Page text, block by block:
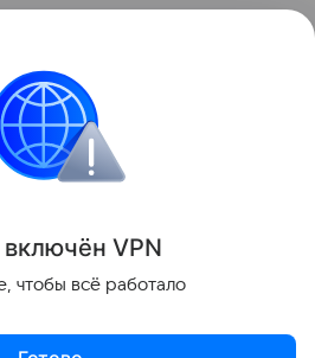
смартфоны
Поделиться
включён VPN
чтобы всё работало